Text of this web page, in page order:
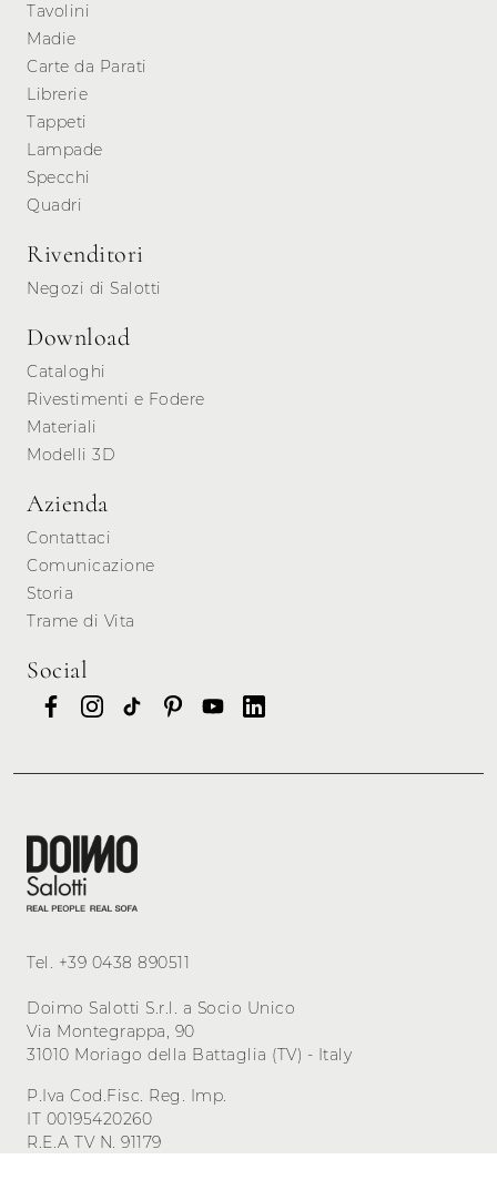
Tavolini
Madie
Carte da Parati
Librerie
Tappeti
Lampade
Specchi
Quadri
Rivenditori
Negozi di Salotti
Download
Cataloghi
Rivestimenti e Fodere
Materiali
Modelli 3D
Azienda
Contattaci
Comunicazione
Storia
Trame di Vita
Social
Tel. +39 0438 890511
Doimo Salotti S.r.l. a Socio Unico
Via Montegrappa, 90
31010 Moriago della Battaglia (TV) - Italy
P.Iva Cod.Fisc. Reg. Imp.
IT 00195420260
R.E.A TV N. 91179